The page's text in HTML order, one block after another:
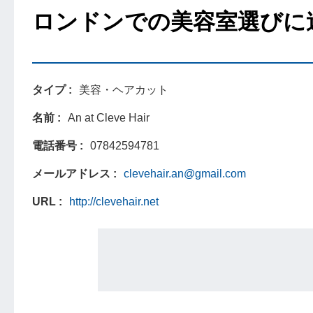
ロンドンでの美容室選び
タイプ 美容・ヘアカット
名前 An at Cleve Hair
電話番号 07842594781
メールアドレス clevehair.an@gmail.com
URL http://clevehair.net